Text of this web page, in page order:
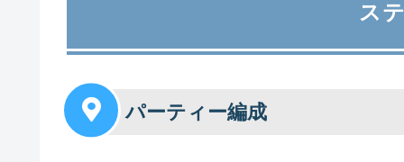
ス
パーティー編成